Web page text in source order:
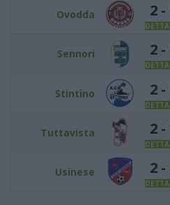
Ovodda 2 -
Sennori 2 -
Stintino 2 -
Tuttavista 2 -
Usinese 2 -